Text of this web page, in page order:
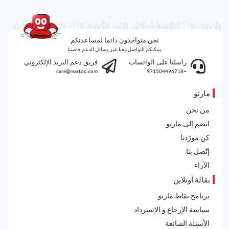
نحن متواجدون دائما لمساعدتكم
يمكنكم التواصل معنا عبر وسائل الدعم خاصتنا
راسلنا على الواتساب
+971504496718
فريق دعم البريد الإلكتروني
care@martoo.com
مارتو
من نحن
انضم إلى مارتو
كن مورّدنا
إتّصل بنا
الآراء
بقالة أونلاين
برنامج نقاط مارتو
سياسة الإرجاع و الإسترداد
الأسئلة الشائعة